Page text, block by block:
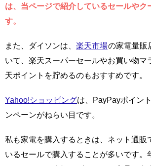
は、当ページで紹介しているセールやク
す。
また、ダイソンは、 楽天市場の家電量販
いて、楽天スーパーセールやお買い物マ
天ポイントを貯めるのもおすすめです。
Yahoo!ショッピングは、PayPayポイン
ンペーンがねらい目です。
私も家電を購入するときは、ネット通販
いるセールで購入することが多いです。